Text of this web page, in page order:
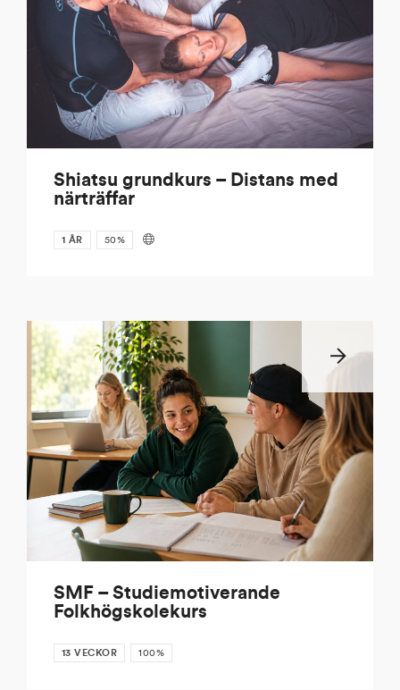
Shiatsu grundkurs – Distans med
närträffar
1 ÅR 50%
SMF – Studiemotiverande
Folkhögskolekurs
13 VECKOR 100%